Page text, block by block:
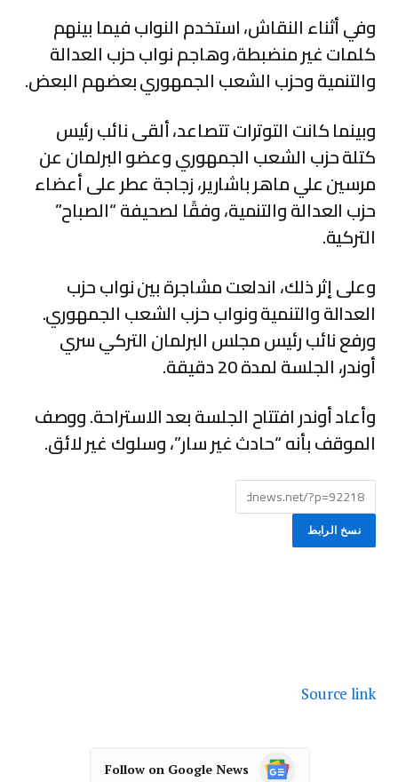
وفي أثناء النقاش، استخدم النواب فيما بينهم
كلمات غير منضبطة، وهاجم نواب حزب العدالة
والتنمية وحزب الشعب الجمهوري بعضهم البعض.
وبينما كانت التوترات تتصاعد، ألقى نائب رئيس
كتلة حزب الشعب الجمهوري وعضو البرلمان عن
مرسين علي ماهر باشارير، زجاجة عطر على أعضاء
حزب العدالة والتنمية، وفقًا لصحيفة “الصباح”
التركية.
وعلى إثر ذلك، اندلعت مشاجرة بين نواب حزب
العدالة والتنمية ونواب حزب الشعب الجمهوري.
ورفع نائب رئيس مجلس البرلمان التركي سري
أوندر، الجلسة لمدة 20 دقيقة.
وأعاد أوندر افتتاح الجلسة بعد الاستراحة. ووصف
الموقف بأنه “حادث غير سار”، وسلوك غير لائق.
نسخ الرابط
Source link
Follow on Google News